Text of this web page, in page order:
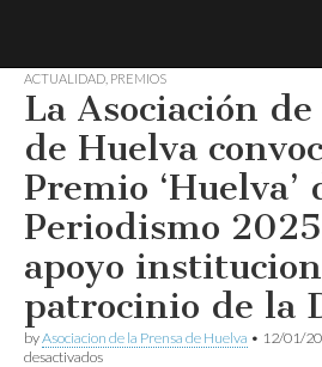
de la
Prensa de
Huelva
ACTUALIDAD PREMIOS
La Asociación
de Huelva
Premio ‘Huelva’
Periodismo
apoyo
patrocinio de la
byAsociacion de la Prensa de Huelva • 12/01/
desactivadosen